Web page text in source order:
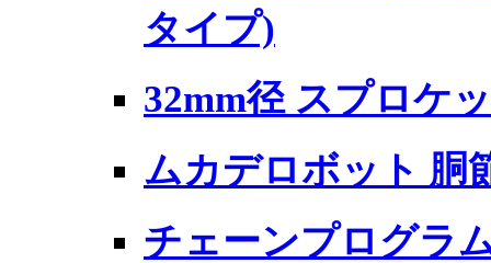
タイプ)
32mm径 スプロケ
ムカデロボット 胴
チェーンプログラ